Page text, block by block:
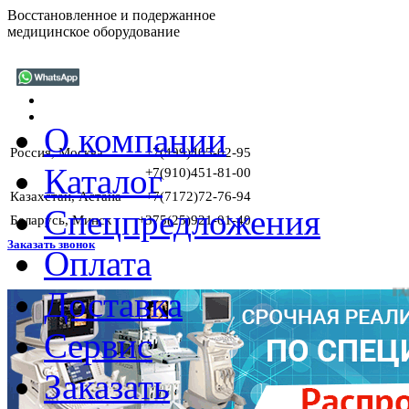
Восстановленное и подержанное
медицинское оборудование
Россия, Москва
+7(499)405-02-95
+7(910)451-81-00
Казахстан, Астана
+7(7172)72-76-94
Беларусь, Минск
+375(25)921-01-40
Заказать звонок
О компании
Каталог
Спецпредложения
Оплата
Доставка
Сервис
Заказать